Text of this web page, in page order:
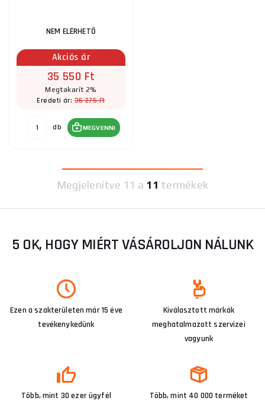
NEM ELÉRHETŐ
Akciós ár
35 550 Ft
Megtakarít 2%
Eredeti ár:36 275 Ft
db MEGVENNI
Megjelenítve 11 a 11 termékek
5 OK, HOGY MIÉRT VÁSÁROLJON NÁLUNK
Ezen a szakterületen már 15 éve
tevékenykedünk
Kiválasztott márkák
meghatalmazott szervizei
vagyunk
Több, mint 30 ezer ügyfél
Több, mint 40 000 terméket